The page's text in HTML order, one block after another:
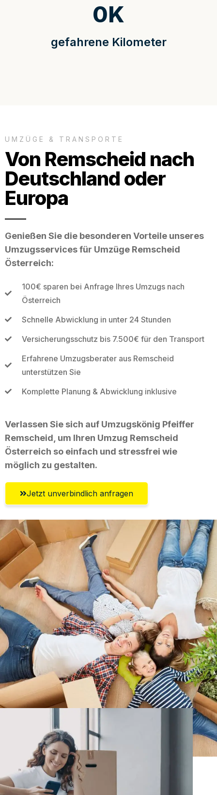
gefahrene Kilometer
0K
UMZÜGE & TRANSPORTE
Von Remscheid nach
Deutschland oder
Europa
Genießen Sie die besonderen Vorteile unseres
Umzugsservices für Umzüge Remscheid
Österreich:
100€ sparen bei Anfrage Ihres Umzugs nach
Österreich
Schnelle Abwicklung in unter 24 Stunden
Versicherungsschutz bis 7.500€ für den Transport
Erfahrene Umzugsberater aus Remscheid
unterstützen Sie
Komplette Planung & Abwicklung inklusive
Verlassen Sie sich auf Umzugskönig Pfeiffer
Remscheid, um Ihren Umzug Remscheid
Österreich so einfach und stressfrei wie
möglich zu gestalten.
Jetzt unverbindlich anfragen